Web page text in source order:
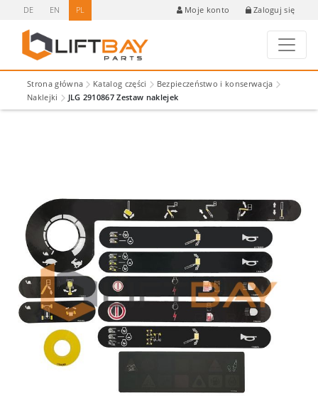
DE EN PL Moje konto Zaloguj się
Strona główna Katalog części
Bezpieczeństwo i konserwacja
Naklejki
JLG 2910867 Zestaw naklejek